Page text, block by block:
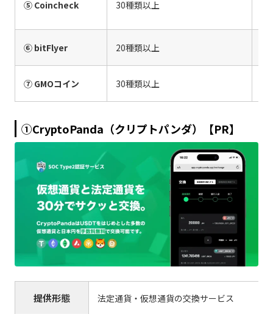
⑤ Coincheck 30種類以上
⑥ bitFlyer 20種類以上
⑦ GMOコイン 30種類以上
①CryptoPanda（クリプトパンダ）【PR】
提供形態 法定通貨・仮想通貨の交換サービス